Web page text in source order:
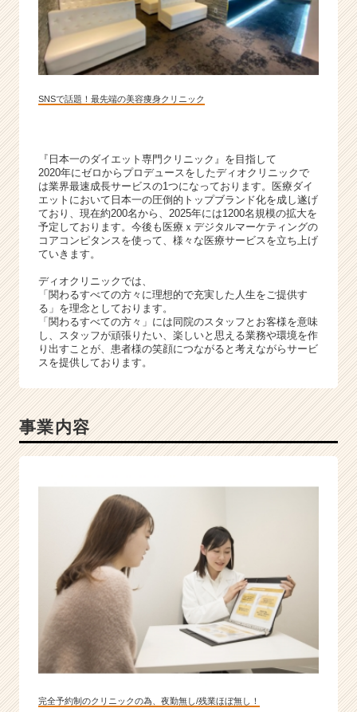
ウ
ト
届
く
活
ト
チ
ア
キ
ャ
リ
（C
h
e
e
r
C
r
r）
SNSで話題！最先端の美容痩身クリニック
『日本一のダイエット専門クリニック』を目指して
2020年にゼロからプロデュースをしたディオクリニックで
は業界最速成長サービスの1つになっております。医療ダイ
エットにおいて日本一の圧倒的トップブランド化を成し遂げ
ており、現在約200名から、2025年には1200名規模の拡大を
予定しております。今後も医療ｘデジタルマーケティングの
コアコンピタンスを使って、様々な医療サービスを立ち上げ
ていきます。
ディオクリニックでは、
「関わるすべての方々に理想的で充実した人生をご提供す
る」を理念としております。
「関わるすべての方々」には同院のスタッフとお客様を意味
し、スタッフが頑張りたい、楽しいと思える業務や環境を作
り出すことが、患者様の笑顔につながると考えながらサービ
スを提供しております。
事業内容
完全予約制のクリニックの為、夜勤無し/残業ほぼ無し！